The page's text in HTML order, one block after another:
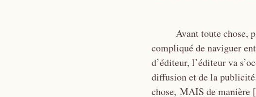
Avant toute chose,
compliqué de naviguer
d’éditeur, l’éditeur va
diffusion et de la
chose, MAIS de